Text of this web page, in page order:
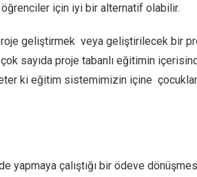
için iyi bir alternatif olabilir.
geliştirmek veya geliştirilecek bir
sayıda proje tabanlı eğitimin
ki eğitim sistemimizin içine
çalıştığı bir ödeve